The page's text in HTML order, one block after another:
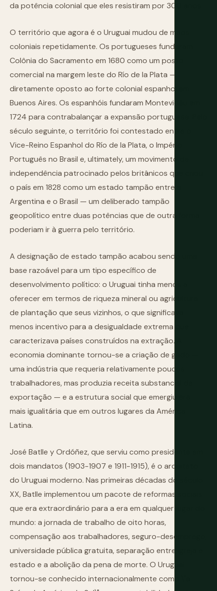
da potência colonial que eles resistiram por 300 anos.
O território que agora é o Uruguai mudou de mãos
coloniais repetidamente. Os portugueses fundaram
Colônia do Sacramento em 1680 como um posto
comercial na margem leste do Río de la Plata —
diretamente oposto ao forte colonial espanhol em
Buenos Aires. Os espanhóis fundaram Montevidéu em
1724 para contrabalançar a expansão portuguesa. Pelo
século seguinte, o território foi contestado entre o
Vice-Reino Espanhol do Río de la Plata, o Império
Português no Brasil e, ultimately, um movimento de
independência patrocinado pelos britânicos que criou
o país em 1828 como um estado tampão entre a
Argentina e o Brasil — um deliberado tampão
geopolítico entre duas potências que de outra forma
poderiam ir à guerra pelo território.
A designação de estado tampão acabou sendo uma
base razoável para um tipo específico de
desenvolvimento político: o Uruguai tinha menos a
oferecer em termos de riqueza mineral ou agricultura
de plantação que seus vizinhos, o que significava
menos incentivo para a desigualdade extrema que
caracterizava países construídos na extração. A
economia dominante tornou-se a criação de gado —
uma indústria que requeria relativamente poucos
trabalhadores, mas produzia receita substancial de
exportação — e a estrutura social que emergiu era
mais igualitária que em outros lugares da América
Latina.
José Batlle y Ordóñez, que serviu como presidente em
dois mandatos (1903-1907 e 1911-1915), é o arquiteto
do Uruguai moderno. Nas primeiras décadas do século
XX, Batlle implementou um pacote de reformas sociais
que era extraordinário para a era em qualquer lugar do
mundo: a jornada de trabalho de oito horas,
compensação aos trabalhadores, seguro-desemprego,
universidade pública gratuita, separação entre igreja e
estado e a abolição da pena de morte. O Uruguai
tornou-se conhecido internacionalmente como \"a